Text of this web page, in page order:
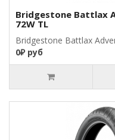
Bridgestone Battlax
72W TL
Bridgestone Battlax
0₽ руб